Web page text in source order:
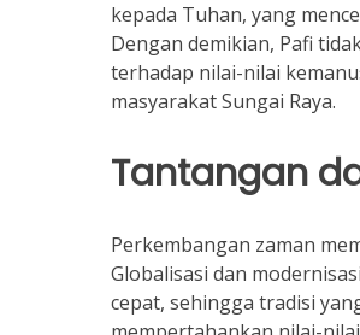
kepada Tuhan, yang
Dengan demikian, Pafi
terhadap nilai-nilai
masyarakat Sungai Raya.
Tantangan
Perkembangan zaman
Globalisasi dan
cepat, sehingga tradisi